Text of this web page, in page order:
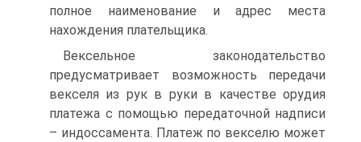
полное наименование и адрес места
нахождения плательщика.
Вексельное законодательство
предусматривает возможность передачи
векселя из рук в руки в качестве орудия
платежа с помощью передаточной надписи
– индоссамента. Платеж по векселю может